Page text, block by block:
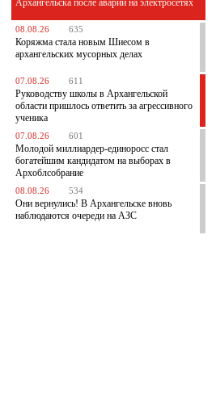
Архангельска после аварии на электросетях
08.08.26 635
Коряжма стала новым Шиесом в
архангельских мусорных делах
07.08.26 611
Руководству школы в Архангельской
области пришлось ответить за агрессивного
ученика
07.08.26 601
Молодой миллиардер-единоросс стал
богатейшим кандидатом на выборах в
Архоблсобрание
08.08.26 534
Они вернулись! В Архангельске вновь
наблюдаются очереди на АЗС